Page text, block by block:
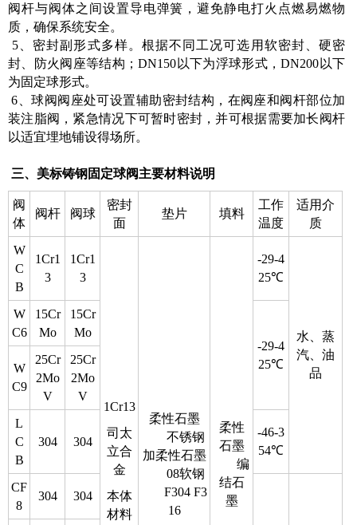
阀杆与阀体之间设置导电弹簧，避免静电打火点燃易燃物
质，确保系统安全。
5、密封副形式多样。根据不同工况可选用软密封、硬密
封、防火阀座等结构；DN150以下为浮球形式，DN200以下
为固定球形式。
6、球阀阀座处可设置辅助密封结构，在阀座和阀杆部位加
装注脂阀，紧急情况下可暂时密封，并可根据需要加长阀杆
以适宜埋地铺设得场所。
三、美标铸钢固定球阀主要材料说明
阀
体
阀杆 阀球
密封
面
垫片 填料
工作
温度
适用介
质
W
C
B
1Cr1
3
1Cr1
3
1Cr13
司太
立合
金
本体
材料
柔性石墨
不锈钢
加柔性石墨
08软钢
F304 F3
16
柔性
石墨
编
结石
墨
-29-4
25℃
水、蒸
汽、油
品
W
C6
15Cr
Mo
15Cr
Mo
-29-4
25℃
W
C9
25Cr
2Mo
V
25Cr
2Mo
V
L
C
B
304 304
-46-3
54℃
CF
8
304 304